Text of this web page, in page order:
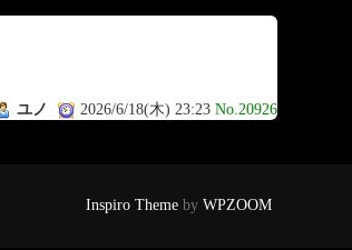
ユノ 2026/6/18(木) 23:23 No.20926
Inspiro Theme by WPZOOM